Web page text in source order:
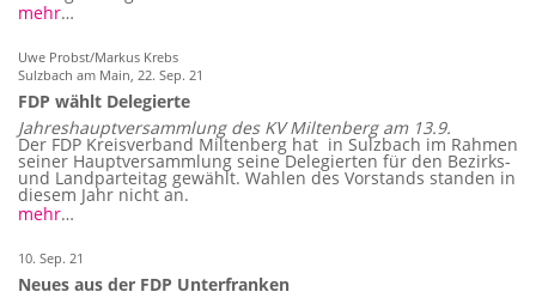
mehr…
Uwe Probst/Markus Krebs
Sulzbach am Main, 22. Sep. 21
FDP wählt Delegierte
Jahreshauptversammlung des KV Miltenberg am 13.9.
Der FDP Kreisverband Miltenberg hat in Sulzbach im Rahmen
seiner Hauptversammlung seine Delegierten für den Bezirks-
und Landparteitag gewählt. Wahlen des Vorstands standen in
diesem Jahr nicht an.
mehr…
10. Sep. 21
Neues aus der FDP Unterfranken